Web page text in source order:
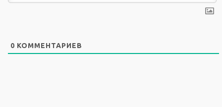
0 КОММЕНТАРИЕВ